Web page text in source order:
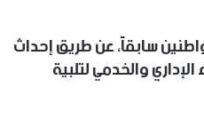
سابقاً، عن طريق إحداث
والخدمي لتلبية